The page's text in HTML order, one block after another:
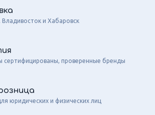
Владивосток и Хабаровск
сертифицированы, проверенные бренды
юридических и физических лиц